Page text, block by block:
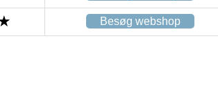
Besøg webshop